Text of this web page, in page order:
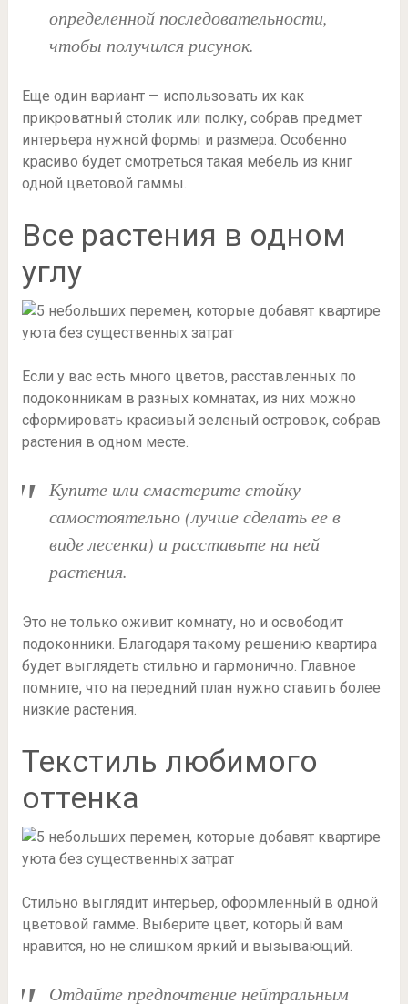
определенной последовательности,
чтобы получился рисунок.
Еще один вариант — использовать их как
прикроватный столик или полку, собрав предмет
интерьера нужной формы и размера. Особенно
красиво будет смотреться такая мебель из книг
одной цветовой гаммы.
Все растения в одном
углу
Если у вас есть много цветов, расставленных по
подоконникам в разных комнатах, из них можно
сформировать красивый зеленый островок, собрав
растения в одном месте.
Купите или смастерите стойку
самостоятельно (лучше сделать ее в
виде лесенки) и расставьте на ней
растения.
Это не только оживит комнату, но и освободит
подоконники. Благодаря такому решению квартира
будет выглядеть стильно и гармонично. Главное
помните, что на передний план нужно ставить более
низкие растения.
Текстиль любимого
оттенка
Стильно выглядит интерьер, оформленный в одной
цветовой гамме. Выберите цвет, который вам
нравится, но не слишком яркий и вызывающий.
Отдайте предпочтение нейтральным